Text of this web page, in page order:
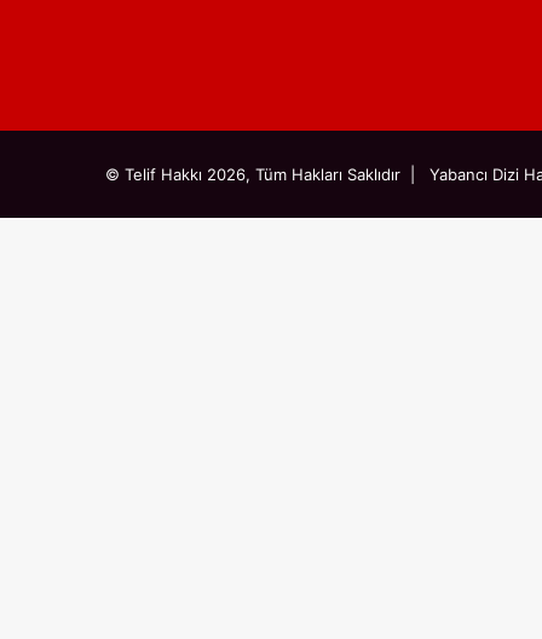
© Telif Hakkı 2026, Tüm Hakları Saklıdır | Yabancı Dizi